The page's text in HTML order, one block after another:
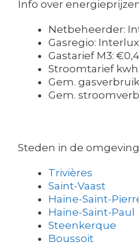
Info over
Netbeheerder:
Gasregio: Interlux
Gastarief M3:
Stroomtarief
Gem.
Gem.
Steden in de omgeving
Trivières
Saint-Vaast
Haine-Saint-
Haine-Saint-Paul
Steenkerque
Boussoit